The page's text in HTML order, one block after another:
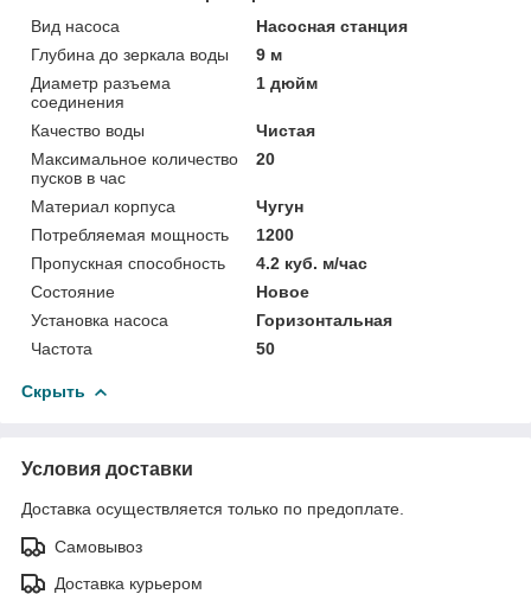
Вид насоса
Насосная станция
Глубина до зеркала воды
9 м
Диаметр разъема
соединения
1 дюйм
Качество воды
Чистая
Максимальное количество
пусков в час
20
Материал корпуса
Чугун
Потребляемая мощность
1200
Пропускная способность
4.2 куб. м/час
Состояние
Новое
Установка насоса
Горизонтальная
Частота
50
Скрыть
Условия доставки
Доставка осуществляется только по предоплате.
Самовывоз
Доставка курьером